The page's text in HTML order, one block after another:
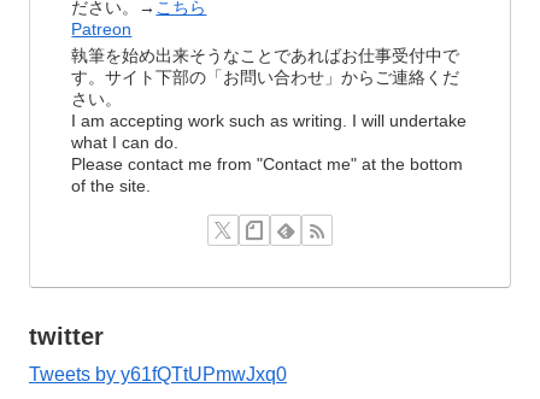
ださい。→ こちら
Patreon
執筆を始め出来そうなことであればお仕事受付中で
す。サイト下部の「お問い合わせ」からご連絡くだ
さい。
I am accepting work such as writing. I will undertake
what I can do.
Please contact me from "Contact me" at the bottom
of the site.
twitter
Tweets by y61fQTtUPmwJxq0